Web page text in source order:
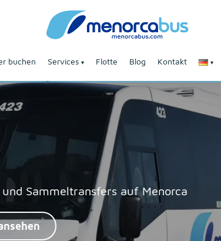
buchen Services Flotte Blog Kontakt
Sammeltransfers auf Menorca